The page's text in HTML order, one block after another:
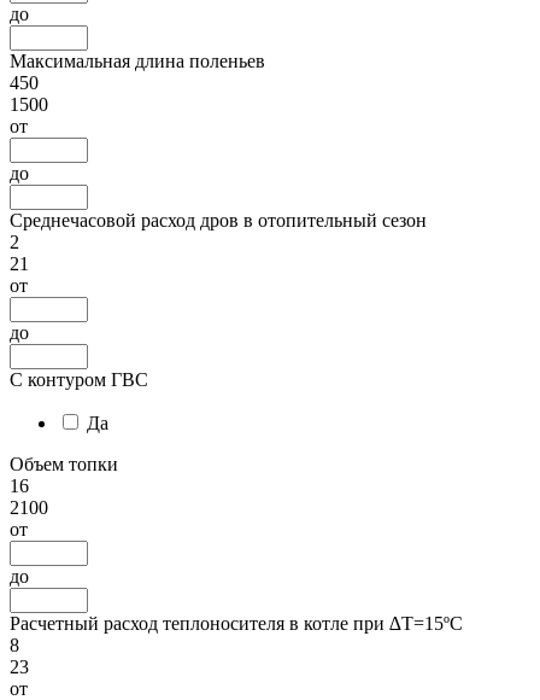
до
Максимальная длина поленьев
450
1500
от
до
Среднечасовой расход дров в отопительный сезон
2
21
от
до
С контуром ГВС
Да
Объем топки
16
2100
от
до
Расчетный расход теплоносителя в котле при ∆Т=15ºС
8
23
от